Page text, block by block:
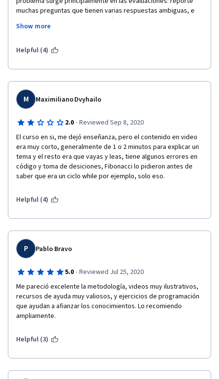
muchas preguntas que tienen varias respuestas ambiguas, e
incluso casos en que marca una única como correcta, y
técnicamente, tal como están enunciadas, son más de una
un error conceptual que se repite en un par de videos. El
de lo aprendido, muy escueto, y la mitad ya estaba resuelta en
la consigna (además, poseía el mismo error conceptual
mencionado anteriormente).
Show more
Helpful (4)
M Maximiliano Dvyhailo
2.0 · Reviewed Sep 8, 2020
El curso en si, me dejó enseñanza, pero el contenido en video
era muy corto, generalmente de 1 o 2 minutos para explicar un
tema y el resto era que vayas y leas, tiene algunos errores en
código y toma de desiciones, Fibonacci lo pidieron antes de
saber que era un ciclo while por ejemplo, solo eso.
Helpful (4)
P Pablo Bravo
5.0 · Reviewed Jul 25, 2020
Me pareció excelente la metodología, videos muy ilustrativos,
recursos de ayuda muy valiosos, y ejercicios de programación
que ayudan a afianzar los conocimientos. Lo recomiendo
ampliamente.
Helpful (3)